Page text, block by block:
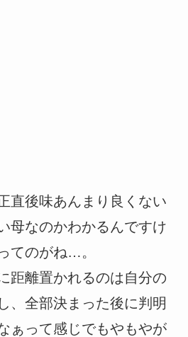
直後味あんまり良くない
母なのかわかるんですけ
てのがね…。
距離置かれるのは自分の
、全部決まった後に判明
ぁって感じでもやもやが